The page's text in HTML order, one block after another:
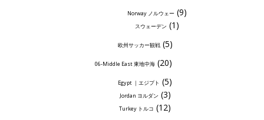
Norway ノルウェー(9)
スウェーデン (1)
欧州サッカー観戦(5)
06-Middle East 東地中海(20)
Egypt ｜エジプト (5)
Jordan ヨルダン (3)
Turkey トルコ (12)